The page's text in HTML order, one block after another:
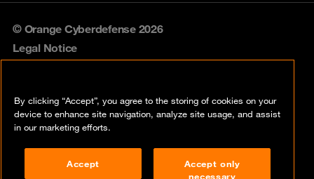
© Orange Cyberdefense 2026
Legal Notice
Vulnerability policy
Compliance
By clicking “Accept”, you agree to the storing of cookies on your
device to enhance site navigation, analyze site usage, and assist
in our marketing efforts.
Accept
Accept only
necessary